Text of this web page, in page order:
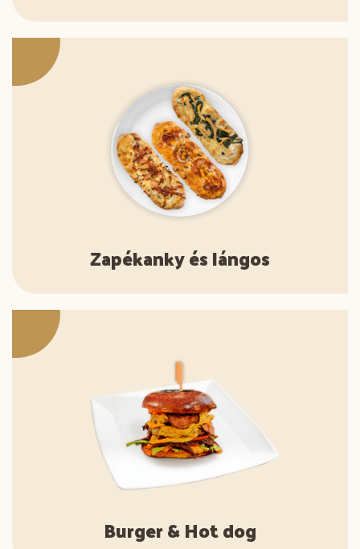
Zapékanky és lángos
Burger & Hot dog